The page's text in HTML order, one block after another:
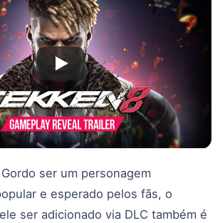
ser um personagem
e esperado pelos fãs, o
ser adicionado via DLC também é